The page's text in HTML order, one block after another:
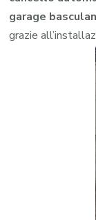
garage
grazie